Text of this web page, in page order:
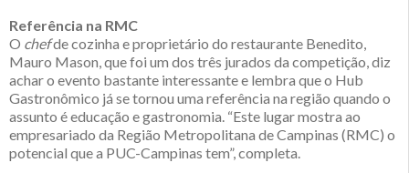
Referência na RMC
O chefde cozinha e proprietário do restaurante Benedito,
Mauro Mason, que foi um dos três jurados da competição, diz
achar o evento bastante interessante e lembra que o Hub
Gastronômico já se tornou uma referência na região quando o
assunto é educação e gastronomia. “Este lugar mostra ao
empresariado da Região Metropolitana de Campinas (RMC) o
potencial que a PUC-Campinas tem”, completa.